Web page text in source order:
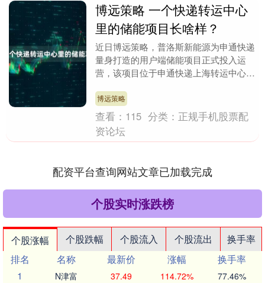
博远策略 一个快递转运中心
里的储能项目长啥样？
近日博远策略，普洛斯新能源为申通快递
量身打造的用户端储能项目正式投入运
营，该项目位于申通快递上海转运中心，
储能系....
博远策略
查看： 115 分类： 正规手机股票配
资论坛
配资平台查询网站文章已加载完成
个股实时涨跌榜
个股涨幅 个股跌幅 个股流入 个股流出
换手率
排名
名称 最新价 涨幅
换手率
1
N津富 37.49 114.72% 77.46%